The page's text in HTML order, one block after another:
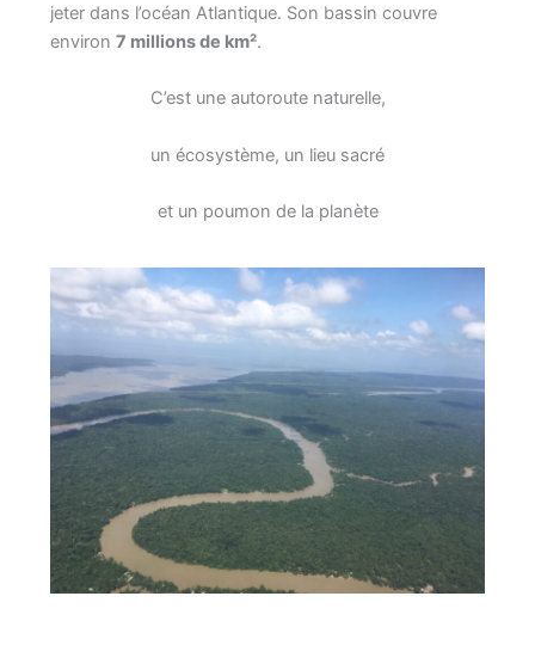
jeter dans l’océan Atlantique. Son bassin couvre
environ 7 millions de km².
C’est une autoroute naturelle,
un écosystème, un lieu sacré
et un poumon de la planète